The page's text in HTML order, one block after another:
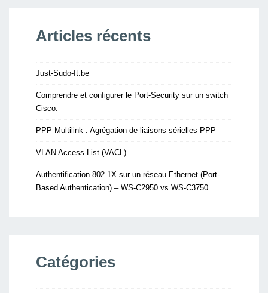
Articles récents
Just-Sudo-It.be
Comprendre et configurer le Port-Security sur un switch
Cisco.
PPP Multilink : Agrégation de liaisons sérielles PPP
VLAN Access-List (VACL)
Authentification 802.1X sur un réseau Ethernet (Port-
Based Authentication) – WS-C2950 vs WS-C3750
Catégories